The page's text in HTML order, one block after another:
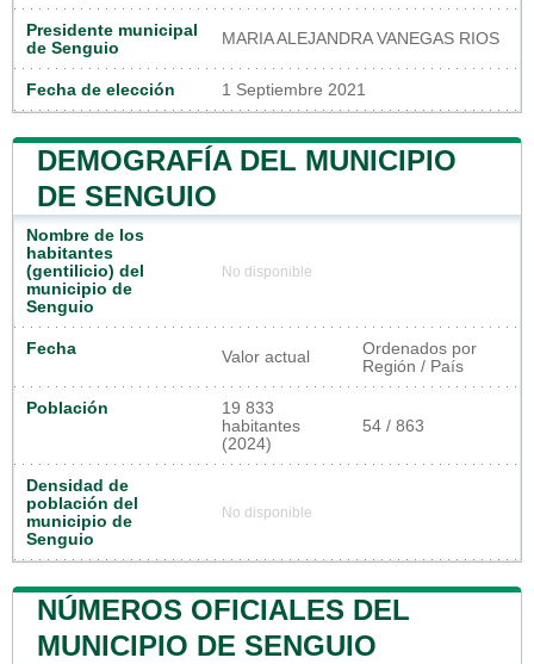
Presidente municipal
de Senguio
MARIA ALEJANDRA VANEGAS RIOS
Fecha de elección 1 Septiembre 2021
DEMOGRAFÍA DEL MUNICIPIO
DE SENGUIO
Nombre de los
habitantes
(gentilicio) del
municipio de
Senguio
No disponible
Fecha Valor actual
Ordenados por
Región / País
Población
19 833
habitantes
(2024)
54 / 863
Densidad de
población del
municipio de
Senguio
No disponible
NÚMEROS OFICIALES DEL
MUNICIPIO DE SENGUIO